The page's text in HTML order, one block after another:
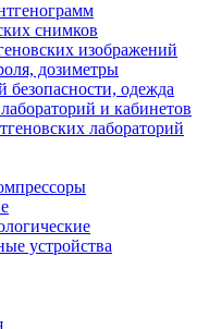
снимков
изображений
дозиметры
одежда
и кабинетов
лабораторий
устройства